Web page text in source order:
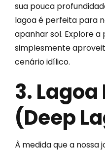
sua pouca
lagoa é perfeita para
apanhar sol. Explore
simplesmente
cenário idílico.
3. Lagoa
(Deep
À medida que a nossa